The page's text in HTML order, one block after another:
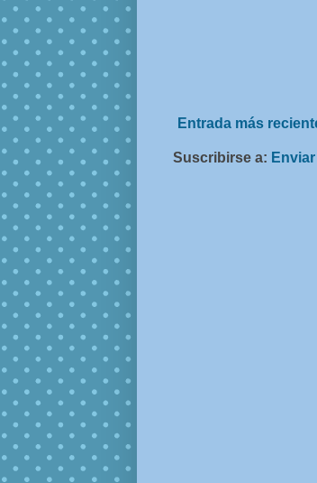
Entrada más
Suscribirse a: